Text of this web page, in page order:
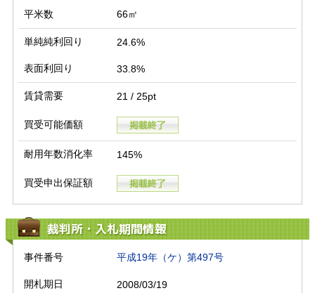
平米数 66㎡
単純純利回り 24.6%
表面利回り 33.8%
賃貸需要 21 / 25pt
買受可能価額
耐用年数消化率 145%
買受申出保証額
裁判所・入札期間情報
事件番号 平成19年（ケ）第497号
開札期日 2008/03/19